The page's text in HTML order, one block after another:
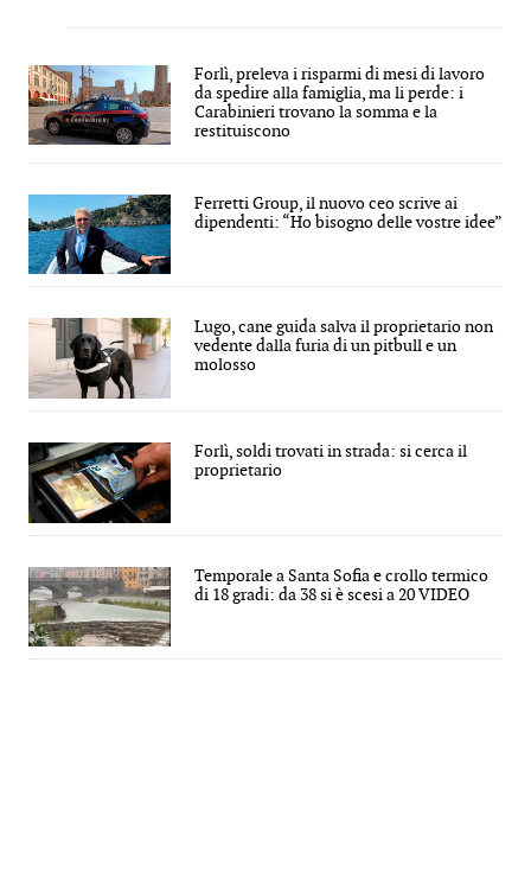
Forlì, preleva i risparmi di mesi di lavoro
da spedire alla famiglia, ma li perde: i
Carabinieri trovano la somma e la
restituiscono
Ferretti Group, il nuovo ceo scrive ai
dipendenti: “Ho bisogno delle vostre idee”
Lugo, cane guida salva il proprietario non
vedente dalla furia di un pitbull e un
molosso
Forlì, soldi trovati in strada: si cerca il
proprietario
Temporale a Santa Sofia e crollo termico
di 18 gradi: da 38 si è scesi a 20 VIDEO